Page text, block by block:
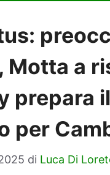
Motta a
prepara il
per
di Luca Di